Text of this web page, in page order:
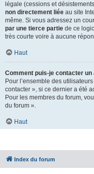
légale (cessions et
non directement liée au site
même. Si vous adressez un
par une tierce partie de ce
très courte voire à aucune
Haut
Comment puis-je contacter
Pour l’ensemble des
contacter », si ce dernier a été
Pour les membres du forum,
du forum ».
Haut
Index du forum